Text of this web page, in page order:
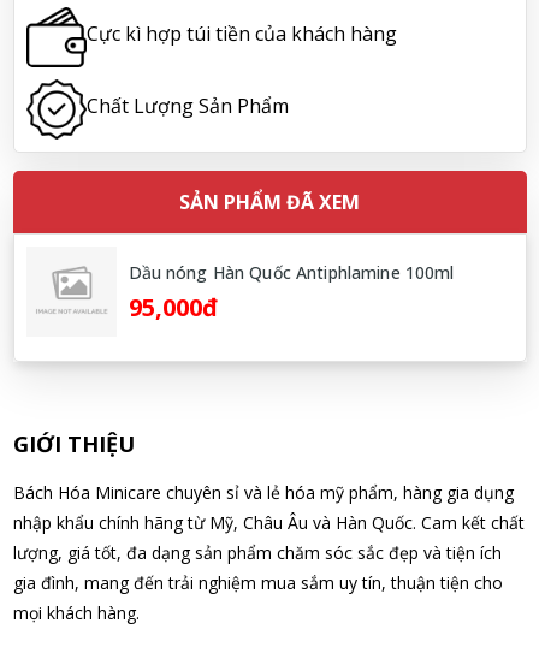
não Noguchi Ekisu 200 Viên
07/08/2026
Hoàng Nhật Nam đã mua sản phẩm Sữa tắm Pigeon Baby
Soap dạng túi 400ml Nhật Bản
07/08/2026
Nguyễn Nhật Quang đã mua sản phẩm Sữa tắm Pigeon Baby
Soap dạng túi 400ml Nhật Bản
07/08/2026
Võ Thị Thanh Tươi đã mua sản phẩm Men Vi Sinh BioGaia
Đặng Hòa Khánh Yên đã mua sản phẩm Men Vi Sinh BioGaia
Nhật Bản lọ 5ml cho trẻ Sơ Sinh
07/08/2026
Nguyễn Văn Cảnh đã mua sản phẩm Sữa Meiji số 0 Hohoemi
Cực kì hợp túi tiền của khách hàng
Chất Lượng Sản Phẩm
SẢN PHẨM ĐÃ XEM
Dầu nóng Hàn Quốc Antiphlamine 100ml
95,000đ
GIỚI THIỆU
Bách Hóa Minicare chuyên sỉ và lẻ hóa mỹ phẩm, hàng gia dụng
nhập khẩu chính hãng từ Mỹ, Châu Âu và Hàn Quốc. Cam kết chất
lượng, giá tốt, đa dạng sản phẩm chăm sóc sắc đẹp và tiện ích
gia đình, mang đến trải nghiệm mua sắm uy tín, thuận tiện cho
mọi khách hàng.